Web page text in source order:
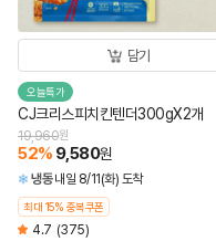
담기
오늘특가
CJ크리스피치킨텐더300gX2개
19,960원
52% 9,580원
냉동 내일 8/11(화) 도착
최대 15% 중복쿠폰
4.7 (375)